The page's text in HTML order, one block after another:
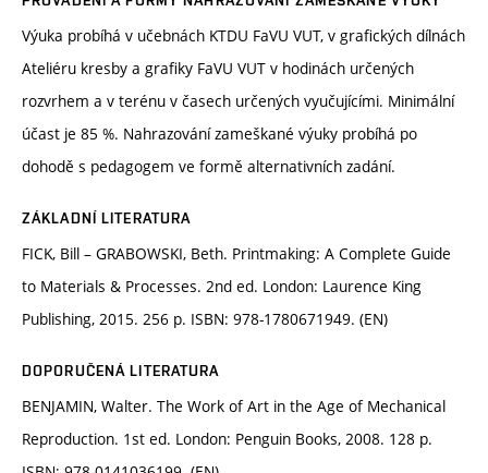
Výuka probíhá v učebnách KTDU FaVU VUT, v grafických dílnách
Ateliéru kresby a grafiky FaVU VUT v hodinách určených
rozvrhem a v terénu v časech určených vyučujícími. Minimální
účast je 85 %. Nahrazování zameškané výuky probíhá po
dohodě s pedagogem ve formě alternativních zadání.
ZÁKLADNÍ LITERATURA
FICK, Bill – GRABOWSKI, Beth. Printmaking: A Complete Guide
to Materials & Processes. 2nd ed. London: Laurence King
Publishing, 2015. 256 p. ISBN: 978-1780671949. (EN)
DOPORUČENÁ LITERATURA
BENJAMIN, Walter. The Work of Art in the Age of Mechanical
Reproduction. 1st ed. London: Penguin Books, 2008. 128 p.